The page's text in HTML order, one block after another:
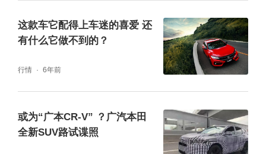
这款车它配得上车迷的喜爱 还
有什么它做不到的？
行情 6年前
或为“广本CR-V” ？广汽本田
全新SUV路试谍照